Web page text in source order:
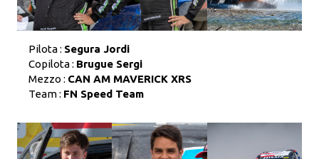
Pilota : Segura Jordi
Copilota : Brugue Sergi
Mezzo : CAN AM MAVERICK XRS
Team : FN Speed Team